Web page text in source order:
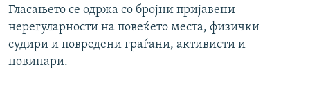
Гласањето се одржа со бројни пријавени
нерегуларности на повеќето места, физички
судири и повредени граѓани, активисти и
новинари.